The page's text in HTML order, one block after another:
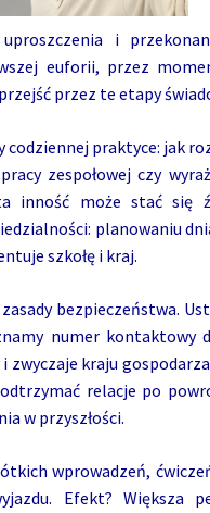
i
euforii, przez
przez te etapy
codziennej praktyce: jak
zespołowej czy
inność może stać się
planowaniu
szkołę i kraj.
bezpieczeństwa.
numer kontaktowy
kraju
relacje po
w przyszłości.
wprowadzeń,
Efekt? Większa